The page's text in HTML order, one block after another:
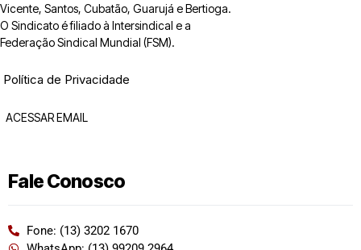
Vicente, Santos, Cubatão, Guarujá e Bertioga.
O Sindicato é filiado à Intersindical e a
Federação Sindical Mundial (FSM).
Política de Privacidade
ACESSAR EMAIL
Fale Conosco
Fone: (13) 3202 1670